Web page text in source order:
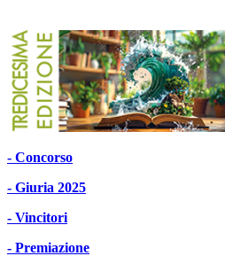
- Concorso
- Giuria 2025
- Vincitori
- Premiazione